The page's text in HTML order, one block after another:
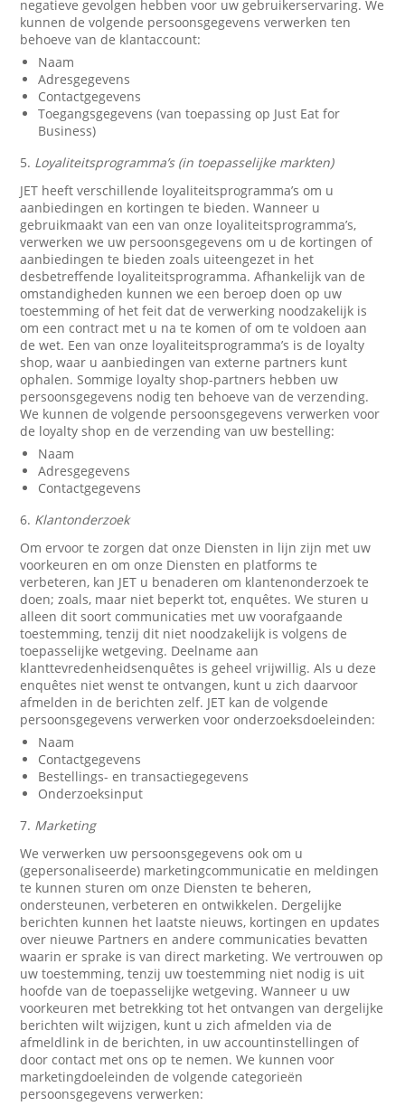
negatieve gevolgen hebben voor uw gebruikerservaring. We
kunnen de volgende persoonsgegevens verwerken ten
behoeve van de klantaccount:
Naam
Adresgegevens
Contactgegevens
Toegangsgegevens (van toepassing op Just Eat for
Business)
5. Loyaliteitsprogramma’s (in toepasselijke markten)
JET heeft verschillende loyaliteitsprogramma’s om u
aanbiedingen en kortingen te bieden. Wanneer u
gebruikmaakt van een van onze loyaliteitsprogramma’s,
verwerken we uw persoonsgegevens om u de kortingen of
aanbiedingen te bieden zoals uiteengezet in het
desbetreffende loyaliteitsprogramma. Afhankelijk van de
omstandigheden kunnen we een beroep doen op uw
toestemming of het feit dat de verwerking noodzakelijk is
om een contract met u na te komen of om te voldoen aan
de wet. Een van onze loyaliteitsprogramma’s is de loyalty
shop, waar u aanbiedingen van externe partners kunt
ophalen. Sommige loyalty shop-partners hebben uw
persoonsgegevens nodig ten behoeve van de verzending.
We kunnen de volgende persoonsgegevens verwerken voor
de loyalty shop en de verzending van uw bestelling:
Naam
Adresgegevens
Contactgegevens
6. Klantonderzoek
Om ervoor te zorgen dat onze Diensten in lijn zijn met uw
voorkeuren en om onze Diensten en platforms te
verbeteren, kan JET u benaderen om klantenonderzoek te
doen; zoals, maar niet beperkt tot, enquêtes. We sturen u
alleen dit soort communicaties met uw voorafgaande
toestemming, tenzij dit niet noodzakelijk is volgens de
toepasselijke wetgeving. Deelname aan
klanttevredenheidsenquêtes is geheel vrijwillig. Als u deze
enquêtes niet wenst te ontvangen, kunt u zich daarvoor
afmelden in de berichten zelf. JET kan de volgende
persoonsgegevens verwerken voor onderzoeksdoeleinden:
Naam
Contactgegevens
Bestellings- en transactiegegevens
Onderzoeksinput
7. Marketing
We verwerken uw persoonsgegevens ook om u
(gepersonaliseerde) marketingcommunicatie en meldingen
te kunnen sturen om onze Diensten te beheren,
ondersteunen, verbeteren en ontwikkelen. Dergelijke
berichten kunnen het laatste nieuws, kortingen en updates
over nieuwe Partners en andere communicaties bevatten
waarin er sprake is van direct marketing. We vertrouwen op
uw toestemming, tenzij uw toestemming niet nodig is uit
hoofde van de toepasselijke wetgeving. Wanneer u uw
voorkeuren met betrekking tot het ontvangen van dergelijke
berichten wilt wijzigen, kunt u zich afmelden via de
afmeldlink in de berichten, in uw accountinstellingen of
door contact met ons op te nemen. We kunnen voor
marketingdoeleinden de volgende categorieën
persoonsgegevens verwerken: